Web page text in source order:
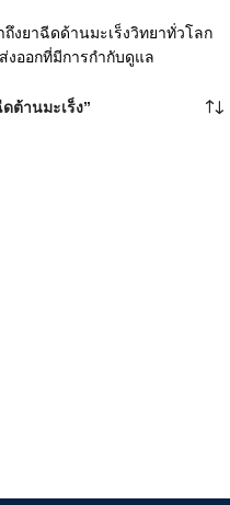
งยาฉีดด้านมะเร็งวิทยาทั่วโลก
งออกที่มีการกำกับดูแล
ต้านมะเร็ง”